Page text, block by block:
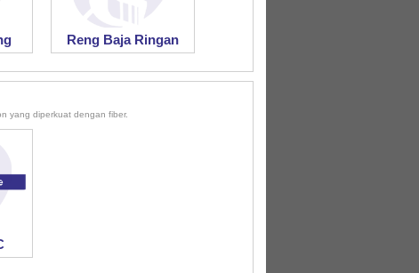
Reng Baja Ringan
yang diperkuat dengan fiber.